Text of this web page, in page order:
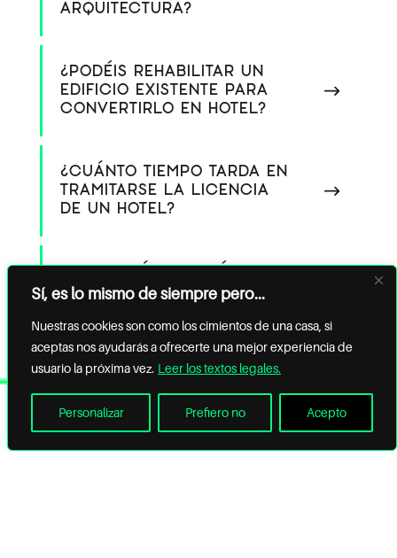
Sí, es lo mismo de siempre pero...
Nuestras cookies son como los cimientos de una casa, si
aceptas nos ayudarás a ofrecerte una mejor experiencia de
usuario la próxima vez. Leer los textos legales.
Personalizar Prefiero no Acepto
ARQUITECTURA?
¿PODÉIS REHABILITAR UN
EDIFICIO EXISTENTE PARA
CONVERTIRLO EN HOTEL?
¿CUÁNTO TIEMPO TARDA EN
TRAMITARSE LA LICENCIA
DE UN HOTEL?
PERMISOS DE APERTURA Y
HOTELERA?
¿TENÉIS EXPERIENCIA CON
LA NORMATIVA DE
ACCESIBILIDAD EN
HOTELES?